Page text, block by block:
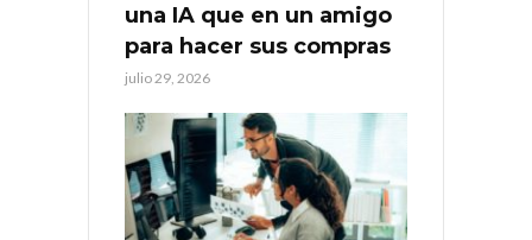
una IA que en un amigo
para hacer sus compras
julio 29, 2026